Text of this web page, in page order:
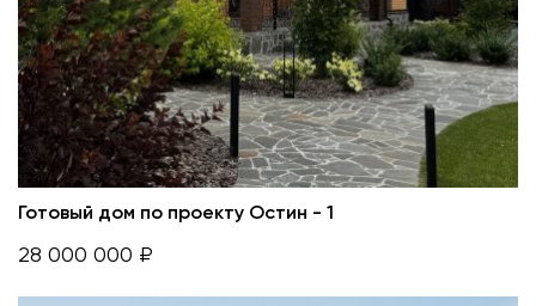
Готовый дом по проекту Остин - 1
28 000 000 ₽